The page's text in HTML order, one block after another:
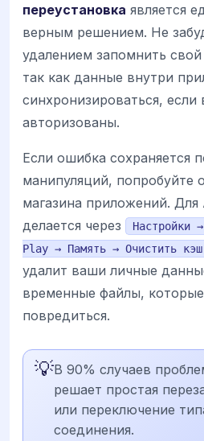
переустановка является
верным решением. Не
удалением запомнить
так как данные внутри
синхронизироваться,
авторизованы.
Если ошибка сохраняется
манипуляций, попробуйте
магазина приложений. Для
делается через
Настройки
Play → Память → Очистить кэш
удалит ваши личные
временные файлы,
повредиться.
💡В 90% случаев
решает простая
или переключение
соединения.